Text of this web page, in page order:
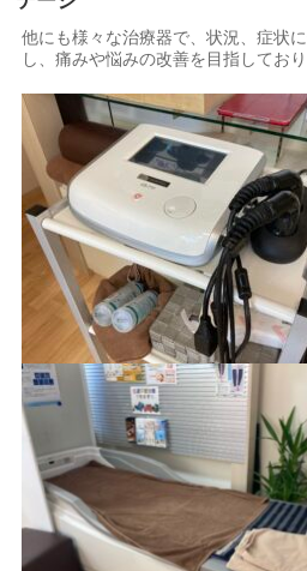
他にも様々な治療器で、状況、症状
し、痛みや悩みの改善を目指しており